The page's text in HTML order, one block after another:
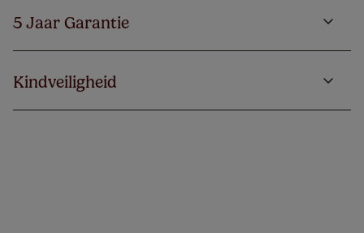
5 Jaar Garantie
Kindveiligheid